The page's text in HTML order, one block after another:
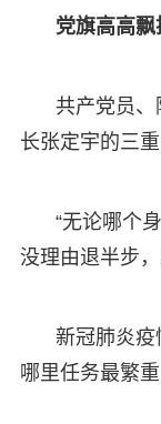
党旗高高
共产党员
长张定宇的三重
“无论哪个
没理由退半步
新冠肺炎疫
哪里任务最繁